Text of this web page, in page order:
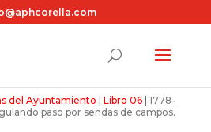
del Ayuntamiento |Libro 06 |1778-
paso por sendas de campos.